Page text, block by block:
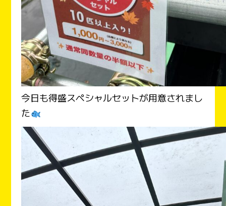
今日も得盛スペシャルセットが用意されまし
た